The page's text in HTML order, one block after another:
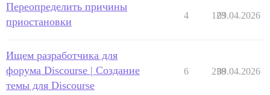
Переопределить причины
приостановки
4 123
09.04.2026
Ищем разработчика для
форума Discourse | Создание
темы для Discourse
6 238
09.04.2026